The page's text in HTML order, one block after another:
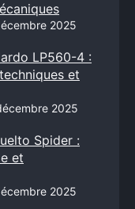
2025
LP560-4 :
et
2025
Spider :
et
2025